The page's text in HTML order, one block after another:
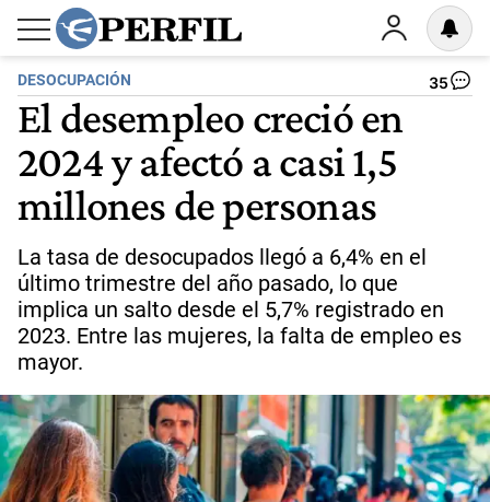
DESOCUPACIÓN 35
El desempleo creció en
2024 y afectó a casi 1,5
millones de personas
La tasa de desocupados llegó a 6,4% en el
último trimestre del año pasado, lo que
implica un salto desde el 5,7% registrado en
2023. Entre las mujeres, la falta de empleo es
mayor.